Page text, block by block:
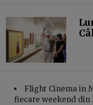
Flight Cinema in
fiecare weekend